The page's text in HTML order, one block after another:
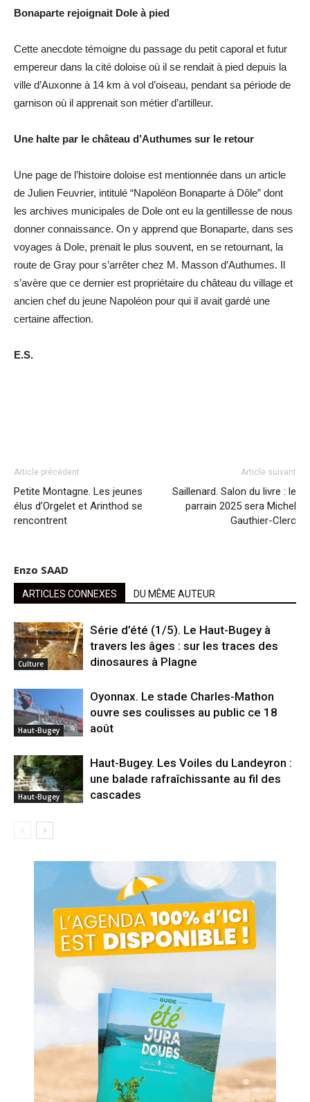
Bonaparte rejoignait Dole à pied
Cette anecdote témoigne du passage du petit caporal et futur
empereur dans la cité doloise où il se rendait à pied depuis la
ville d’Auxonne à 14 km à vol d’oiseau, pendant sa période de
garnison où il apprenait son métier d’artilleur.
Une halte par le château d’Authumes sur le retour
Une page de l’histoire doloise est mentionnée dans un article
de Julien Feuvrier, intitulé “Napoléon Bonaparte à Dôle” dont
les archives municipales de Dole ont eu la gentillesse de nous
donner connaissance. On y apprend que Bonaparte, dans ses
voyages à Dole, prenait le plus souvent, en se retournant, la
route de Gray pour s’arrêter chez M. Masson d’Authumes. Il
s’avère que ce dernier est propriétaire du château du village et
ancien chef du jeune Napoléon pour qui il avait gardé une
certaine affection.
E.S.
Article précédent
Petite Montagne. Les jeunes
élus d’Orgelet et Arinthod se
rencontrent
Article suivant
Saillenard. Salon du livre : le
parrain 2025 sera Michel
Gauthier-Clerc
Enzo SAAD
ARTICLES CONNEXES DU MÊME AUTEUR
Culture
Série d’été (1/5). Le Haut-Bugey à
travers les âges : sur les traces des
dinosaures à Plagne
Haut-Bugey
Oyonnax. Le stade Charles-Mathon
ouvre ses coulisses au public ce 18
août
Haut-Bugey
Haut-Bugey. Les Voiles du Landeyron :
une balade rafraîchissante au fil des
cascades